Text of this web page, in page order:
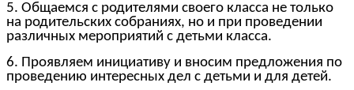
5. Общаемся с родителями своего класса не только
на родительских собраниях, но и при проведении
различных мероприятий с детьми класса.
6. Проявляем инициативу и вносим предложения по
проведению интересных дел с детьми и для детей.